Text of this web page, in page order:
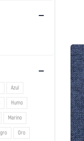
Azul
Humo
Marino
Oro